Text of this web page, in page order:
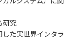
研究
した実世界インタラ